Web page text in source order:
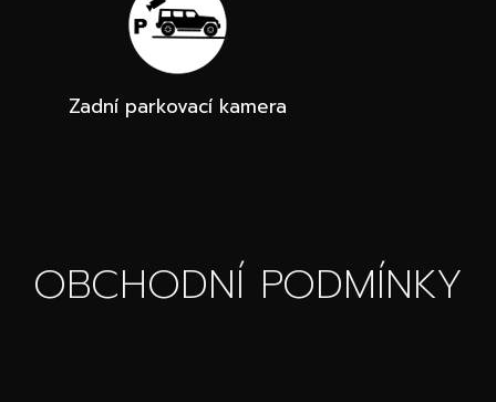
Zadní parkovací kamera
OBCHODNÍ PODMÍNKY